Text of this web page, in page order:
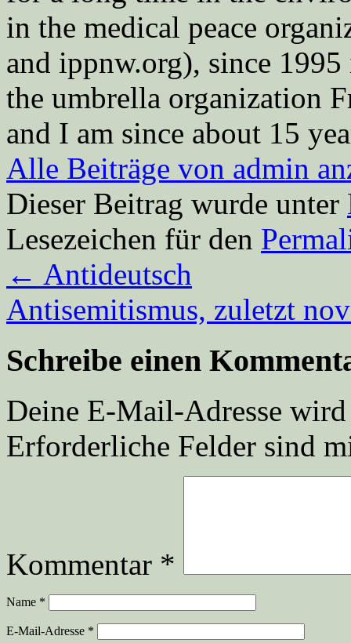
in the medical peace
and ippnw.org), since
the umbrella organization
and I am since about 15
Alle Beiträge von admin
Dieser Beitrag wurde unter
Lesezeichen für den
← Antideutsch
Antisemitismus, zuletzt
Schreibe einen
Deine E-Mail-Adresse
Erforderliche Felder sind
Kommentar *
Name *
E-Mail-Adresse *